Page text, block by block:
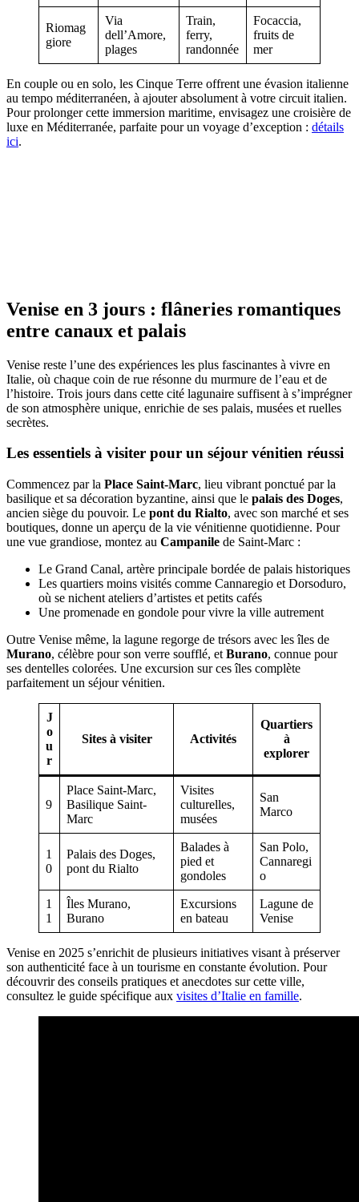
Riomag
giore
Via
dell’Amore,
plages
Train,
ferry,
randonnée
Focaccia,
fruits de
mer
En couple ou en solo, les Cinque Terre offrent une évasion italienne
au tempo méditerranéen, à ajouter absolument à votre circuit italien.
Pour prolonger cette immersion maritime, envisagez une croisière de
luxe en Méditerranée, parfaite pour un voyage d’exception : détails
ici.
Venise en 3 jours : flâneries romantiques
entre canaux et palais
Venise reste l’une des expériences les plus fascinantes à vivre en
Italie, où chaque coin de rue résonne du murmure de l’eau et de
l’histoire. Trois jours dans cette cité lagunaire suffisent à s’imprégner
de son atmosphère unique, enrichie de ses palais, musées et ruelles
secrètes.
Les essentiels à visiter pour un séjour vénitien réussi
Commencez par la Place Saint-Marc, lieu vibrant ponctué par la
basilique et sa décoration byzantine, ainsi que le palais des Doges,
ancien siège du pouvoir. Le pont du Rialto, avec son marché et ses
boutiques, donne un aperçu de la vie vénitienne quotidienne. Pour
une vue grandiose, montez au Campanile de Saint-Marc :
Le Grand Canal, artère principale bordée de palais historiques
Les quartiers moins visités comme Cannaregio et Dorsoduro,
où se nichent ateliers d’artistes et petits cafés
Une promenade en gondole pour vivre la ville autrement
Outre Venise même, la lagune regorge de trésors avec les îles de
Murano, célèbre pour son verre soufflé, et Burano, connue pour
ses dentelles colorées. Une excursion sur ces îles complète
parfaitement un séjour vénitien.
J
o
u
r
Sites à visiter Activités
Quartiers
à
explorer
9
Place Saint-Marc,
Basilique Saint-
Marc
Visites
culturelles,
musées
San
Marco
1
0
Palais des Doges,
pont du Rialto
Balades à
pied et
gondoles
San Polo,
Cannaregi
o
1
1
Îles Murano,
Burano
Excursions
en bateau
Lagune de
Venise
Venise en 2025 s’enrichit de plusieurs initiatives visant à préserver
son authenticité face à un tourisme en constante évolution. Pour
découvrir des conseils pratiques et anecdotes sur cette ville,
consultez le guide spécifique aux visites d’Italie en famille.